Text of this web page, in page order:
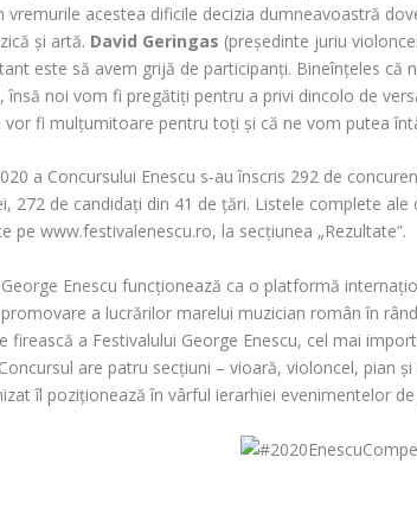
vremurile acestea dificile decizia dumneavoastră
și artă. David Geringas (președinte juriu
este să avem grijă de participanți. Bineînțeles că
însă noi vom fi pregătiți pentru a privi dincolo de
vor fi mulțumitoare pentru toți și că ne vom putea
a Concursului Enescu s-au înscris 292 de
272 de candidați din 41 de țări. Listele complete
pe www.festivalenescu.ro, la secțiunea „Rezultate”.
Enescu funcționează ca o platformă
a lucrărilor marelui muzician român în
firească a Festivalului George Enescu, cel mai
are patru secțiuni – vioară, violoncel, pian
îl poziționează în vârful ierarhiei evenimentelor